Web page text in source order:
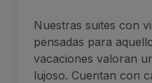
Nuestras suites con
pensadas para
vacaciones valoran
lujoso. Cuentan con